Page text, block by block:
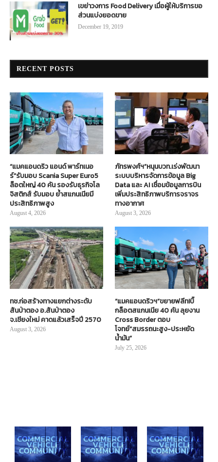
เขย่าวงการ Food Delivery เมื่อผู้ให้บริการขอ
ส่วนแบ่งยอดขาย
December 19, 2019
RECENT POSTS
“แมคแอนดริว แอนด์ พาร์ทเนอ
ร์”รับมอบ Scania Super Euro5
ล็อตใหญ่ 40 คัน รองรับธุรกิจโล
จิสติกส์ รับมอบ ย้ำสแกนเนียมี
ประสิทธิภาพสูง
August 4, 2026
ภัทรพงศ์ฯ”หนุนบวท.เร่งพัฒนา
ระบบบริหารจัดการข้อมูล Big
Data และ AI เชื่อมข้อมูลการบิน
เพิ่มประสิทธิภาพบริการจราจร
ทางอากาศ
August 3, 2026
ทช.ก่อสร้างทางแยกต่างระดับ
สันป่าตอง อ.สันป่าตอง
จ.เชียงใหม่ คาดแล้วเสร็จปี 2570
August 3, 2026
“แมคแอนดริวฯ”ขยายฟลีท!บิ๊
กล็อตสแกนเนีย 40 คัน ลุยงาน
Cross Border ตอบ
โจทย์“สมรรถนะสูง-ประหยัด
น้ำมัน”
July 25, 2026